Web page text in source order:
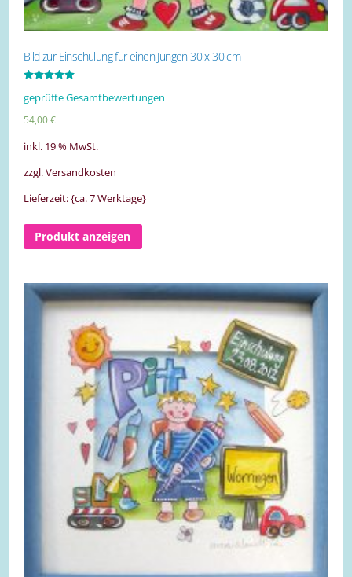
Bild zur Einschulung für einen Jungen 30 x 30 cm
5.00
geprüfte Gesamtbewertungen
54,00€
inkl. 19 % MwSt.
zzgl. Versandkosten
Lieferzeit: {ca. 7 Werktage}
Produkt anzeigen